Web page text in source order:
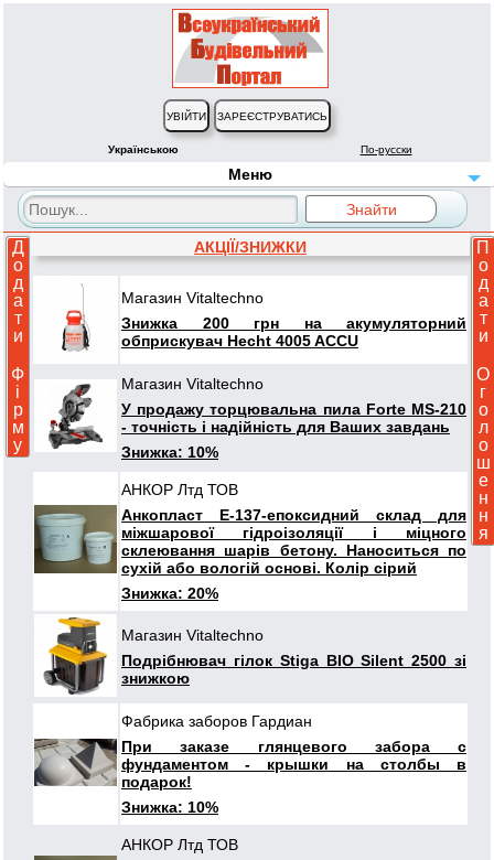
Українською По-русски
Меню
Д
о
д
а
т
и
Ф
і
р
м
у
АКЦІЇ/ЗНИЖКИ
Магазин Vitaltechno
Знижка 200 грн на акумуляторний
обприскувач Hecht 4005 ACCU
Магазин Vitaltechno
У продажу торцювальна пила Forte MS-210
- точність і надійність для Ваших завдань
Знижка: 10%
АНКОР Лтд ТОВ
Анкопласт Е-137-епоксидний склад для
міжшарової гідроізоляції і міцного
склеювання шарів бетону. Наноситься по
сухій або вологій основі. Колір сірий
Знижка: 20%
Магазин Vitaltechno
Подрібнювач гілок Stiga BIO Silent 2500 зі
знижкою
Фабрика заборов Гардиан
При заказе глянцевого забора с
фундаментом - крышки на столбы в
подарок!
Знижка: 10%
АНКОР Лтд ТОВ
П
о
д
а
т
и
О
г
о
л
о
ш
е
н
н
я